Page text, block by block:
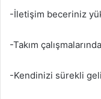
-İletişim beceriniz
-Takım
-Kendinizi sürekli